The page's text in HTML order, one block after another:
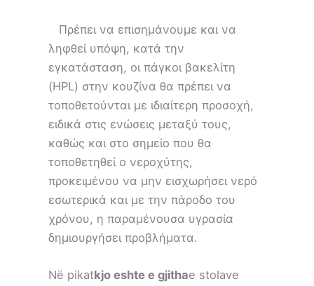
Πρέπει να επισημάνουμε και να
ληφθεί υπόψη, κατά την
εγκατάσταση, οι πάγκοι βακελίτη
(HPL) στην κουζίνα θα πρέπει να
τοποθετούνται με ιδιαίτερη προσοχή,
ειδικά στις ενώσεις μεταξύ τους,
καθώς και στο σημείο που θα
τοποθετηθεί ο νεροχύτης,
προκειμένου να μην εισχωρήσει νερό
εσωτερικά και με την πάροδο του
χρόνου, η παραμένουσα υγρασία
δημιουργήσει προβλήματα.
Në pikatkjo eshte e gjithae stolave ​​